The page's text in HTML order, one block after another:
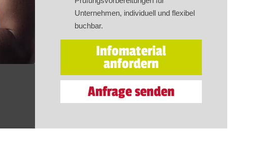
Unternehmen, individuell und flexibel
buchbar.
Infomaterial
anfordern
Anfrage senden